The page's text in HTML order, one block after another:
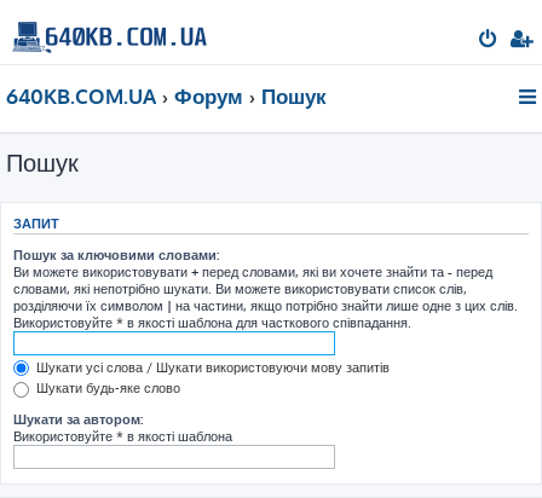
640KB.COM.UA Форум Пошук
Пошук
ЗАПИТ
Пошук за ключовими словами:
Ви можете використовувати + перед словами, які ви хочете знайти та - перед
словами, які непотрібно шукати. Ви можете використовувати список слів,
розділяючи їх символом | на частини, якщо потрібно знайти лише одне з цих слів.
Використовуйте * в якості шаблона для часткового співпадання.
Шукати усі слова / Шукати використовуючи мову запитів
Шукати будь-яке слово
Шукати за автором:
Використовуйте * в якості шаблона